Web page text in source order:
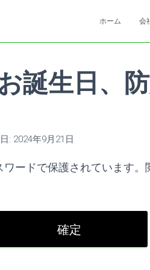
ホーム 会
誕生日、
: 2024年9月21日
ワードで保護されています